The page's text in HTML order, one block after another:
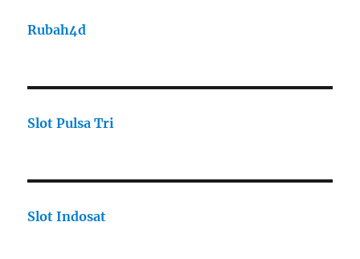
Rubah4d
Slot Pulsa Tri
Slot Indosat